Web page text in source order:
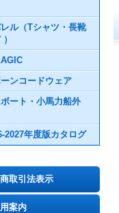
ル（Tシャツ・長靴
ンコードウェア
ボート・小馬力船外
2027年度版カタログ
取引法表示
案内